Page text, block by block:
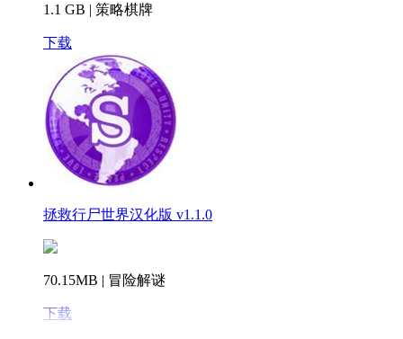
1.1 GB | 策略棋牌
下载
拯救行尸世界汉化版 v1.1.0
70.15MB | 冒险解谜
下载